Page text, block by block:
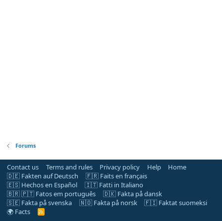
Forums
Contact us Terms and rules Privacy policy Help
Home
🇩🇪 Fakten auf Deutsch
🇫🇷 Faits en français
🇪🇸 Hechos en Español
🇮🇹 Fatti in Italiano
🇧🇷 🇵🇹 Fatos em português
🇩🇰 Fakta på dansk
🇸🇪 Fakta på svenska
🇳🇴 Fakta på norsk
🇫🇮 Faktat suomeksi
🌍 Facts
R